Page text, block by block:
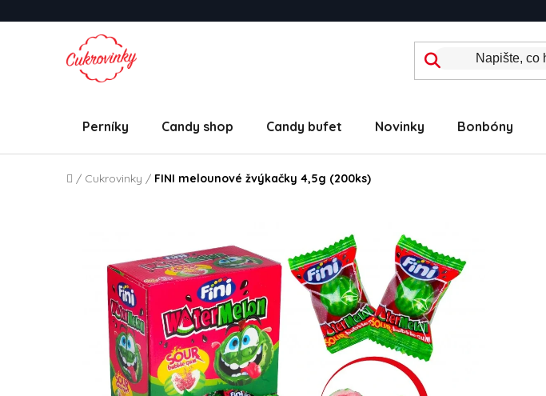
Perníky Candy shop Candy bufet Novinky Bonbóny
Domů
/ Cukrovinky / FINI melounové žvýkačky 4,5g (200ks)